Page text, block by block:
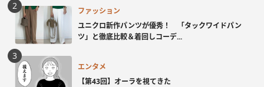
ファッション
ユニクロ新作パンツが優秀！ 「タックワイドパン
ツ」と徹底比較＆着回しコーデ...
エンタメ
【第43回】オーラを視てきた